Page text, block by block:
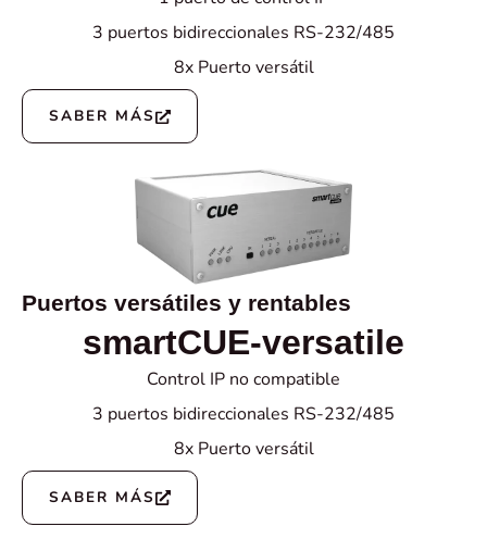
3 puertos bidireccionales RS-232/485
8x Puerto versátil
SABER MÁS
Puertos versátiles y rentables
smartCUE-versatile
Control IP no compatible
3 puertos bidireccionales RS-232/485
8x Puerto versátil
SABER MÁS